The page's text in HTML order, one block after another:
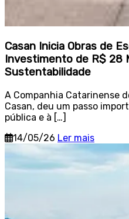
Casan Inicia Obras de
Investimento de R$ 28
Sustentabilidade
A Companhia Catarinense
Casan, deu um passo
pública e à […]
14/05/26 Ler mais